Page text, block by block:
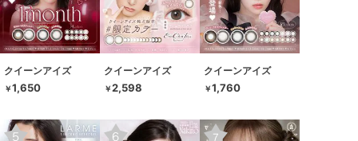
クイーンアイズ
￥1,650
クイーンアイズ
￥2,598
クイーンアイズ
￥1,760